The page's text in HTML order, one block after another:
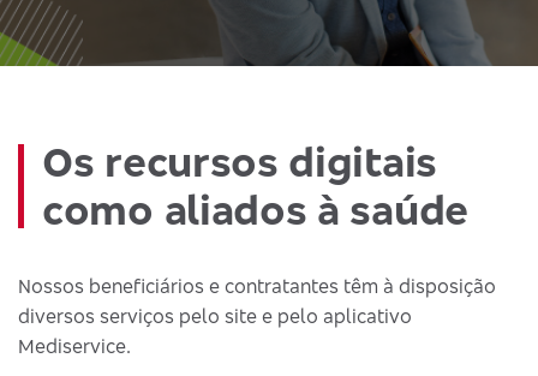
Os recursos digitais
como aliados à saúde
Nossos beneficiários e contratantes têm à disposição
diversos serviços pelo site e pelo aplicativo
Mediservice.